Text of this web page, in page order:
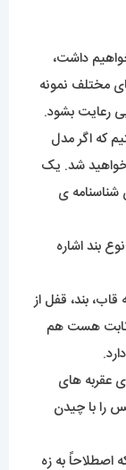
داشت،
مختلف نمونه
رعایت بشود.
که اگر مدل
شد. یک
ی
بند اشاره
بند، قفل از
ثابت هست هم
های
را با چیدن
به زه